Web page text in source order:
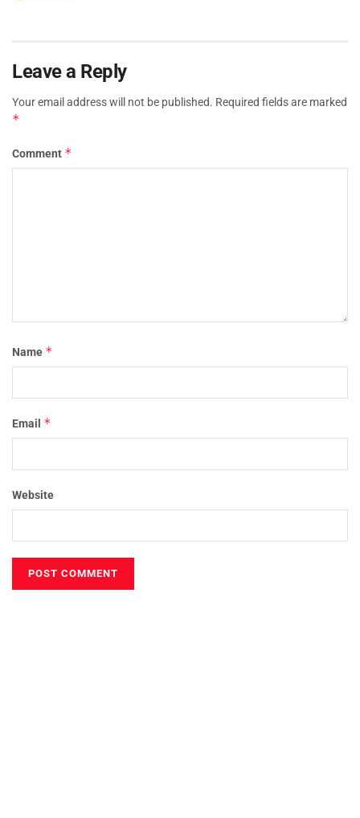
Leave a Reply
Your email address will not be published. Required fields are marked
*
Comment *
Name *
Email *
Website